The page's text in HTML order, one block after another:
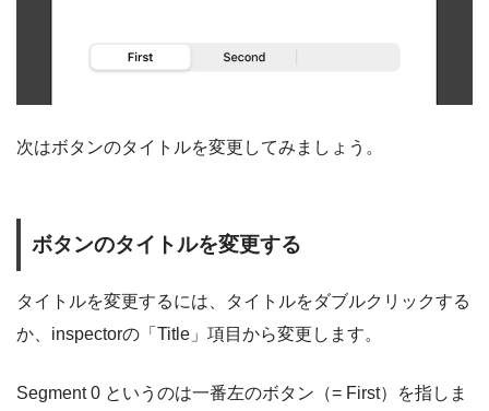
次はボタンのタイトルを変更してみましょう。
ボタンのタイトルを変更する
タイトルを変更するには、タイトルをダブルクリックする
か、inspectorの「Title」項目から変更します。
Segment 0 というのは一番左のボタン（= First）を指しま